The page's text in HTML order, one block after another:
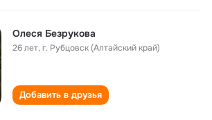
Олеся Безрукова
26 лет,г. Рубцовск (Алтайский край)
Добавить в друзья